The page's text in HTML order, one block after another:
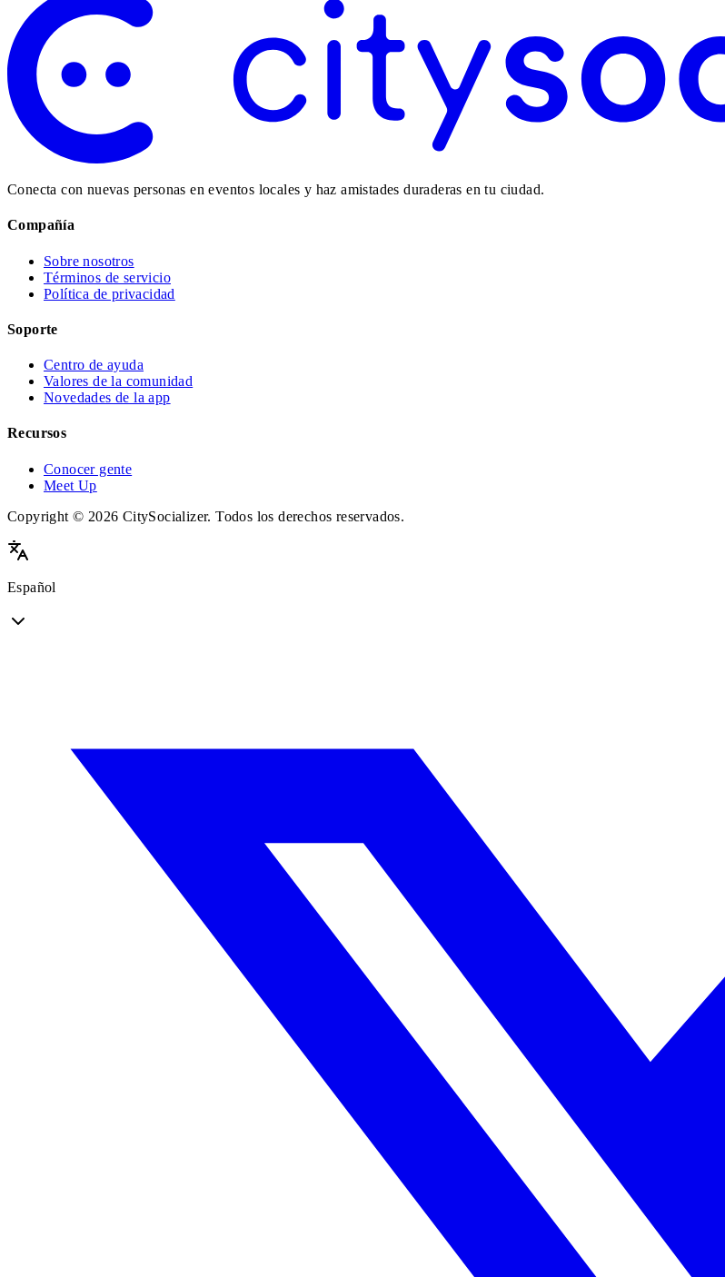
Conecta con nuevas personas en eventos locales y haz amistades duraderas en tu ciudad.
Compañía
Sobre nosotros
Términos de servicio
Política de privacidad
Soporte
Centro de ayuda
Valores de la comunidad
Novedades de la app
Recursos
Conocer gente
Meet Up
Copyright © 2026 CitySocializer. Todos los derechos reservados.
Español